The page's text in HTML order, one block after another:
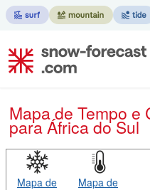
Mapa de Tempo
para África do Sul
Mapa de
Mapa de